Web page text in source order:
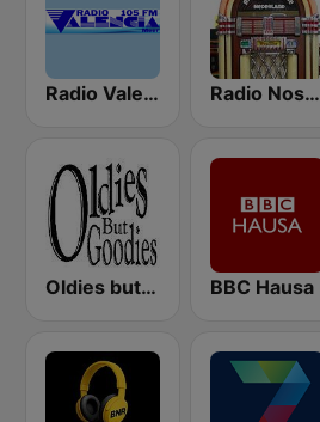
Radio Valencia Radio Nostalgie Nederland
Oldies but Goodies BBC Hausa